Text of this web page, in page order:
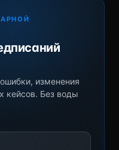
изменения
кейсов. Без воды